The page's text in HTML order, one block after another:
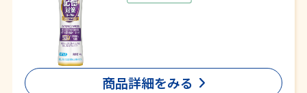
商品詳細をみる